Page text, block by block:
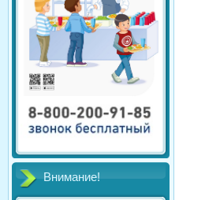
Внимание!